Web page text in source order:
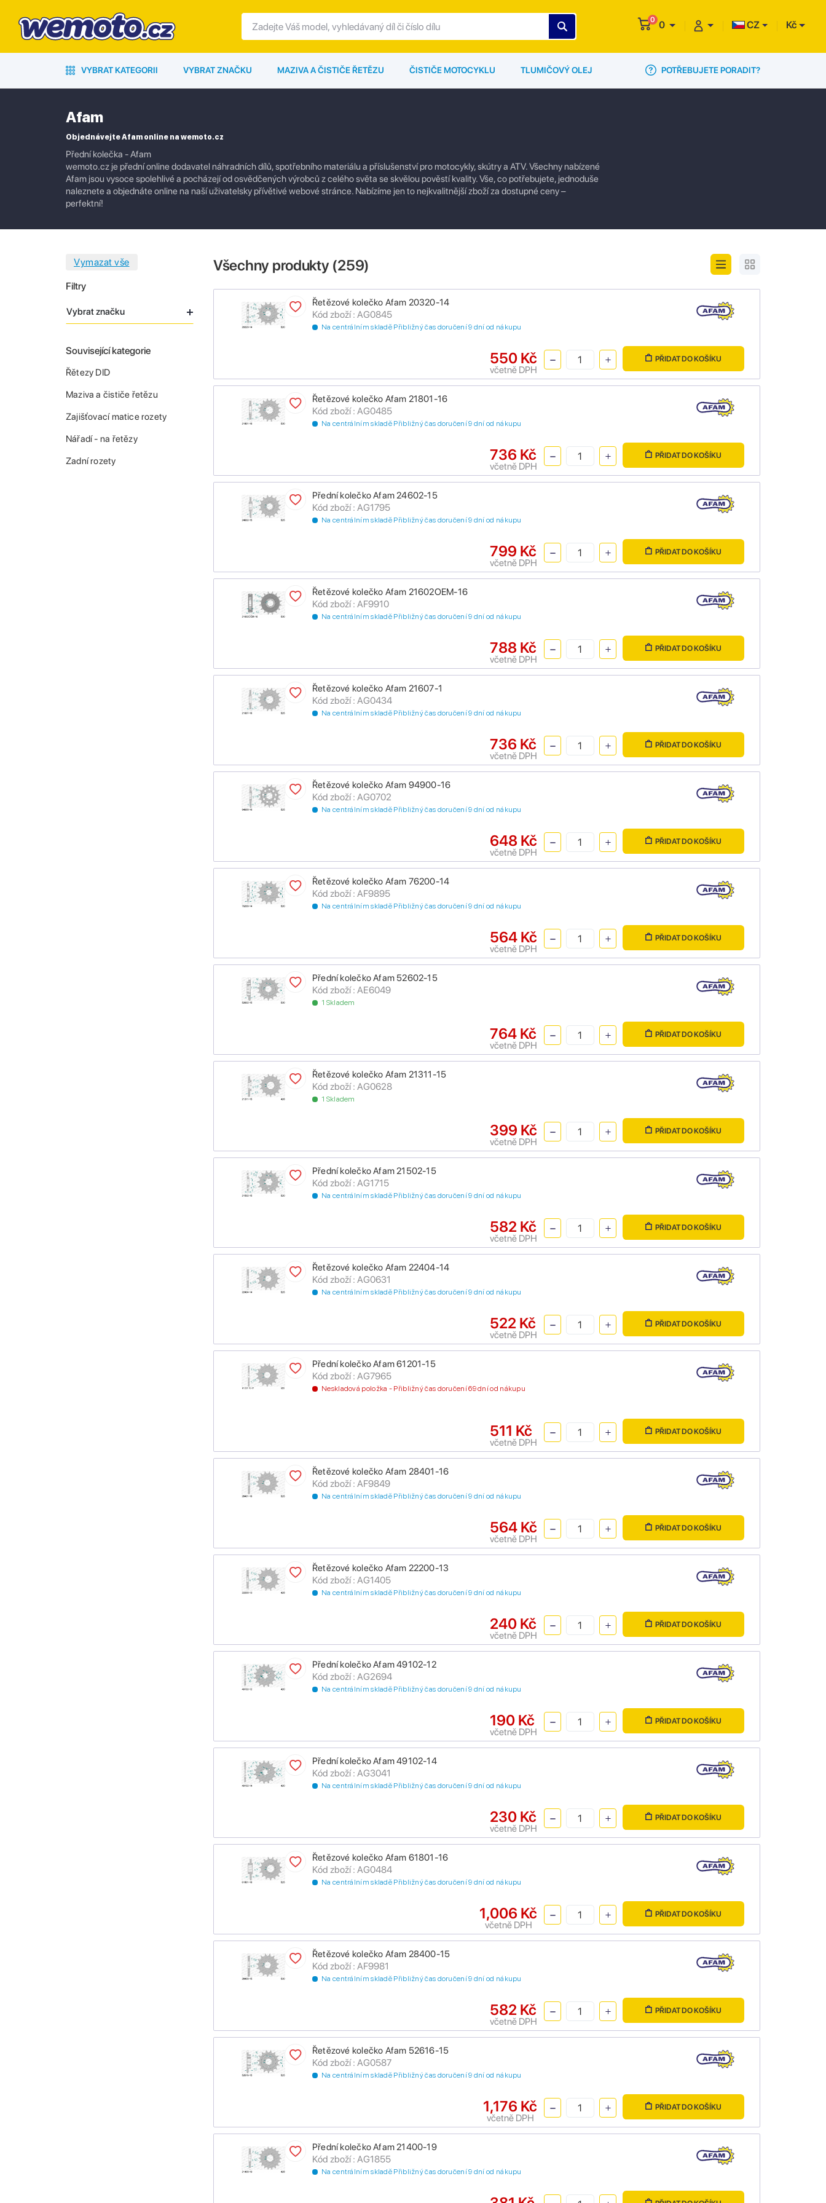
0 0 CZ Kč
VYBRAT KATEGORII VYBRAT ZNAČKU MAZIVA A ČISTIČE ŘETĚZU ČISTIČE MOTOCYKLU TLUMIČOVÝ OLEJ POTŘEBUJETE PORADIT?
Afam
Objednávejte Afam online na wemoto.cz
Přední kolečka - Afam
wemoto.cz je přední online dodavatel náhradních dílů, spotřebního materiálu a příslušenství pro motocykly, skútry a ATV. Všechny nabízené
Afam jsou vysoce spolehlivé a pocházejí od osvědčených výrobců z celého světa se skvělou pověstí kvality. Vše, co potřebujete, jednoduše
naleznete a objednáte online na naší uživatelsky přívětivé webové stránce. Nabízíme jen to nejkvalitnější zboží za dostupné ceny –
perfektní!
Filtry
Vybrat značku
Související kategorie
Řětezy DID
Maziva a čističe řetězu
Zajišťovací matice rozety
Nářadí - na řetězy
Zadní rozety
Všechny produkty (259)
Řetězové kolečko Afam 20320-14
Kód zboží : AG0845
Na centrálním skladě Přibližný čas doručení 9 dní od nákupu
550 Kč
včetně DPH
PŘIDAT DO KOŠÍKU
Řetězové kolečko Afam 21801-16
Kód zboží : AG0485
Na centrálním skladě Přibližný čas doručení 9 dní od nákupu
736 Kč
včetně DPH
PŘIDAT DO KOŠÍKU
Přední kolečko Afam 24602-15
Kód zboží : AG1795
Na centrálním skladě Přibližný čas doručení 9 dní od nákupu
799 Kč
včetně DPH
PŘIDAT DO KOŠÍKU
Řetězové kolečko Afam 21602OEM-16
Kód zboží : AF9910
Na centrálním skladě Přibližný čas doručení 9 dní od nákupu
788 Kč
včetně DPH
PŘIDAT DO KOŠÍKU
Řetězové kolečko Afam 21607-1
Kód zboží : AG0434
Na centrálním skladě Přibližný čas doručení 9 dní od nákupu
736 Kč
včetně DPH
PŘIDAT DO KOŠÍKU
Řetězové kolečko Afam 94900-16
Kód zboží : AG0702
Na centrálním skladě Přibližný čas doručení 9 dní od nákupu
648 Kč
včetně DPH
PŘIDAT DO KOŠÍKU
Řetězové kolečko Afam 76200-14
Kód zboží : AF9895
Na centrálním skladě Přibližný čas doručení 9 dní od nákupu
564 Kč
včetně DPH
PŘIDAT DO KOŠÍKU
Přední kolečko Afam 52602-15
Kód zboží : AE6049
1 Skladem
764 Kč
včetně DPH
PŘIDAT DO KOŠÍKU
Řetězové kolečko Afam 21311-15
Kód zboží : AG0628
1 Skladem
399 Kč
včetně DPH
PŘIDAT DO KOŠÍKU
Přední kolečko Afam 21502-15
Kód zboží : AG1715
Na centrálním skladě Přibližný čas doručení 9 dní od nákupu
582 Kč
včetně DPH
PŘIDAT DO KOŠÍKU
Řetězové kolečko Afam 22404-14
Kód zboží : AG0631
Na centrálním skladě Přibližný čas doručení 9 dní od nákupu
522 Kč
včetně DPH
PŘIDAT DO KOŠÍKU
Přední kolečko Afam 61201-15
Kód zboží : AG7965
Neskladová položka - Přibližný čas doručení 69 dní od nákupu
511 Kč
včetně DPH
PŘIDAT DO KOŠÍKU
Řetězové kolečko Afam 28401-16
Kód zboží : AF9849
Na centrálním skladě Přibližný čas doručení 9 dní od nákupu
564 Kč
včetně DPH
PŘIDAT DO KOŠÍKU
Řetězové kolečko Afam 22200-13
Kód zboží : AG1405
Na centrálním skladě Přibližný čas doručení 9 dní od nákupu
240 Kč
včetně DPH
PŘIDAT DO KOŠÍKU
Přední kolečko Afam 49102-12
Kód zboží : AG2694
Na centrálním skladě Přibližný čas doručení 9 dní od nákupu
190 Kč
včetně DPH
PŘIDAT DO KOŠÍKU
Přední kolečko Afam 49102-14
Kód zboží : AG3041
Na centrálním skladě Přibližný čas doručení 9 dní od nákupu
230 Kč
včetně DPH
PŘIDAT DO KOŠÍKU
Řetězové kolečko Afam 61801-16
Kód zboží : AG0484
Na centrálním skladě Přibližný čas doručení 9 dní od nákupu
1,006 Kč
včetně DPH
PŘIDAT DO KOŠÍKU
Řetězové kolečko Afam 28400-15
Kód zboží : AF9981
Na centrálním skladě Přibližný čas doručení 9 dní od nákupu
582 Kč
včetně DPH
PŘIDAT DO KOŠÍKU
Řetězové kolečko Afam 52616-15
Kód zboží : AG0587
Na centrálním skladě Přibližný čas doručení 9 dní od nákupu
1,176 Kč
včetně DPH
PŘIDAT DO KOŠÍKU
Přední kolečko Afam 21400-19
Kód zboží : AG1855
Na centrálním skladě Přibližný čas doručení 9 dní od nákupu